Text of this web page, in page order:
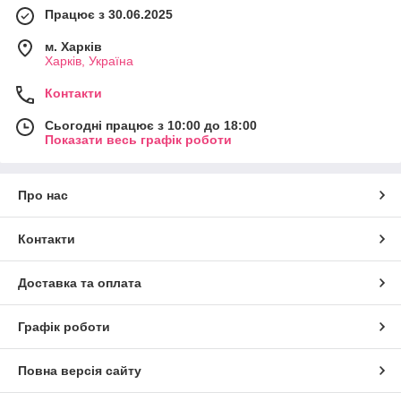
Працює з 30.06.2025
м. Харків
Харків, Україна
Контакти
Сьогодні працює з 10:00 до 18:00
Показати весь графік роботи
Про нас
Контакти
Доставка та оплата
Графік роботи
Повна версія сайту